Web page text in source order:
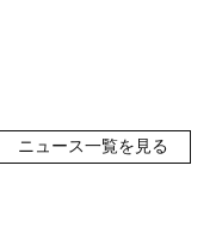
ニュース一覧を見る